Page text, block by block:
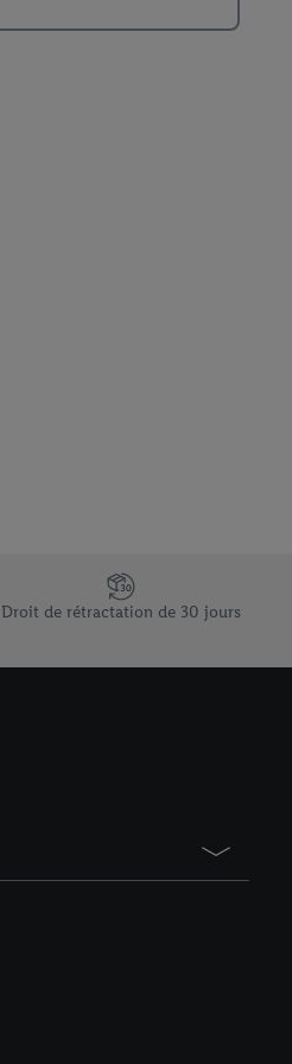
Droit de rétractation de 30 jours